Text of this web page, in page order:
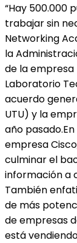
“Hay 500.000
trabajar sin
Networking
la
de la empresa
Laboratorio
acuerdo
UTU) y la
año
empresa
culminar el
información a
También
de más
de empresas
está